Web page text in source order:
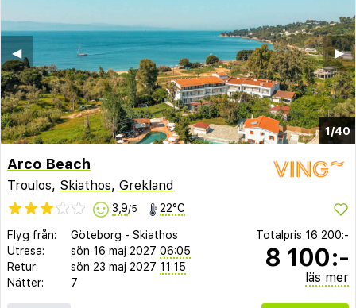
1/40
▶︎
◀︎
Arco Beach
Troulos, Skiathos, Grekland
3,9/5 22°C
Flyg från: Göteborg - Skiathos
Utresa:
sön 16 maj 2027 06:05
Retur:
sön 23 maj 2027 11:15
Nätter:
7
Totalpris 16 200:-
8 100:-
läs mer